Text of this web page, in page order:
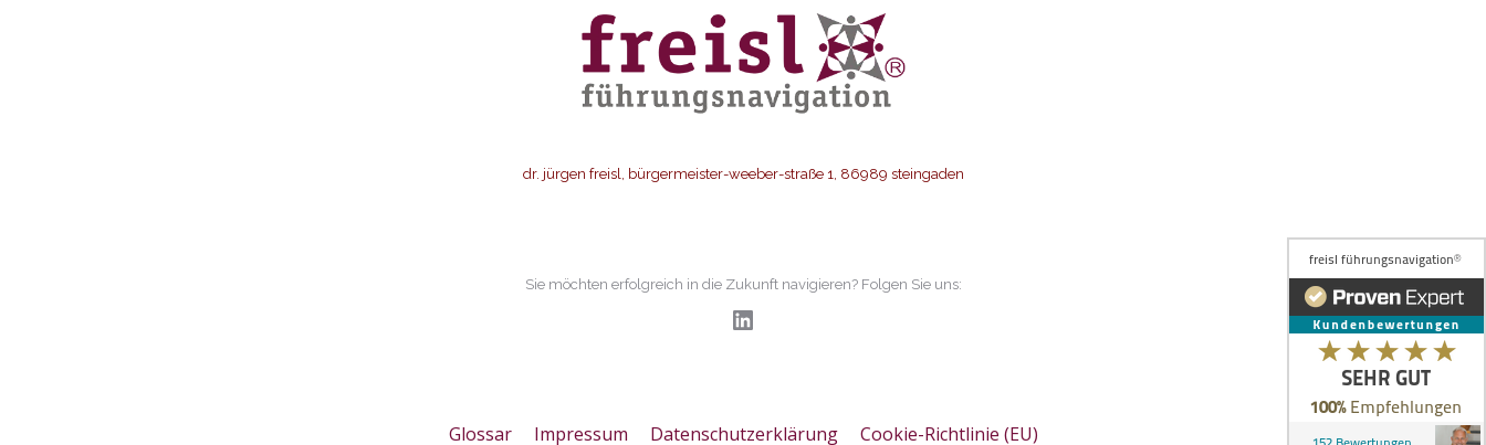
dr. jürgen freisl, bürgermeister-weeber-straße 1, 86989 steingaden
Sie möchten erfolgreich in die Zukunft navigieren? Folgen Sie uns:
LinkedIn
Glossar Impressum Datenschutzerklärung Cookie-Richtlinie (EU)